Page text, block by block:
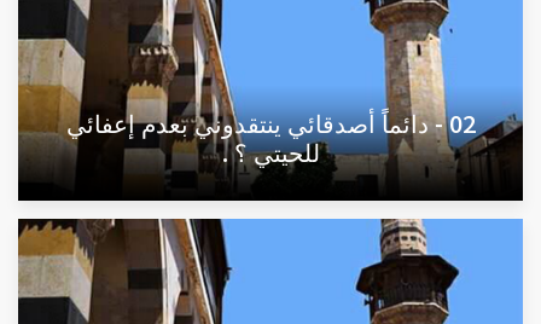
02 - دائماً أصدقائي ينتقدوني بعدم إعفائي
للحيتي ؟ .